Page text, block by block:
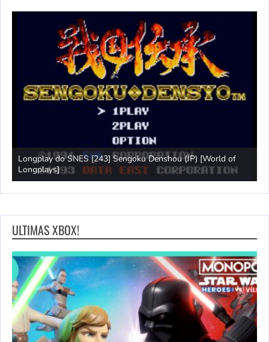
Longplay do SNES [243] Sengoku Denshou (JP) [World of
Longplays]
ULTIMAS XBOX!